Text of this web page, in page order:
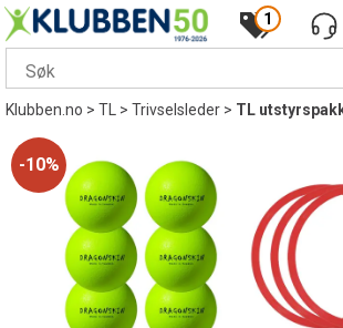
1
Klubben.no>TL >Trivselsleder>TL
10%